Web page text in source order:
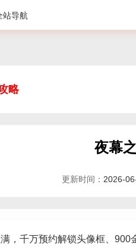
站导航
略
夜幕
更新时间： 2026-
，千万预约解锁头像框、900